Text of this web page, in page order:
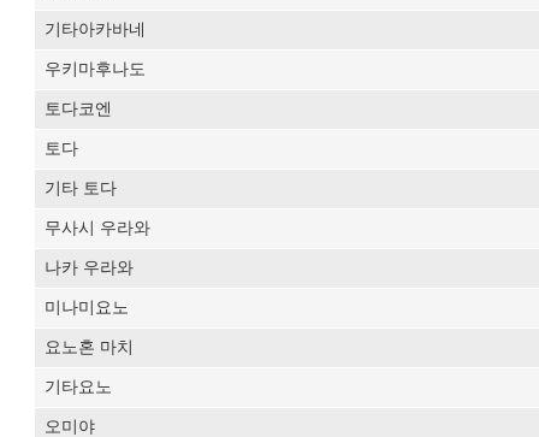
기타아카바네
우키마후나도
토다코엔
토다
기타 토다
무사시 우라와
나카 우라와
미나미요노
요노혼 마치
기타요노
오미야